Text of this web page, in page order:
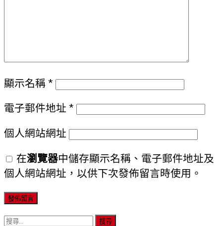
顯示名稱*
電子郵件地址 *
個人網站網址
在瀏覽器中儲存顯示名稱、電子郵件地址及
個人網站網址，以供下次發佈留言時使用。
搜